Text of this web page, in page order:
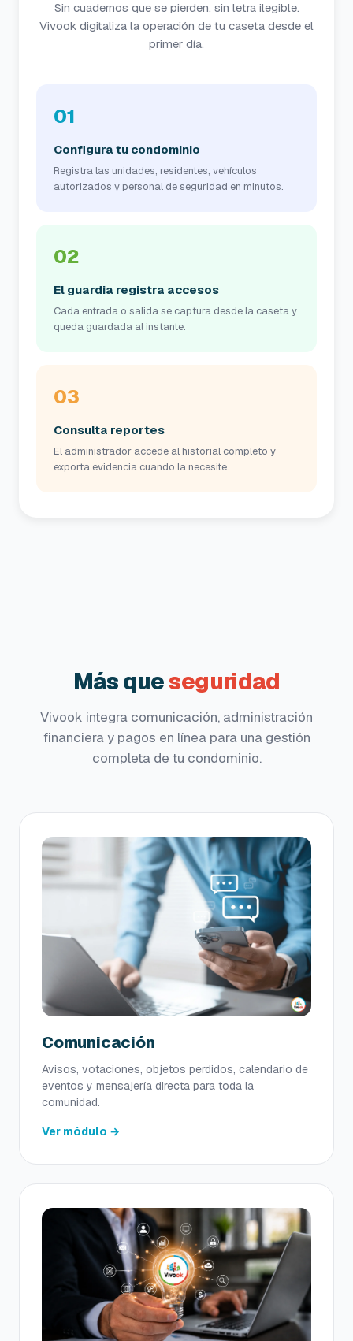
Sin cuadernos que se pierden, sin letra ilegible.
Vivook digitaliza la operación de tu caseta desde el
primer día.
01
Configura tu condominio
Registra las unidades, residentes, vehículos
autorizados y personal de seguridad en minutos.
02
El guardia registra accesos
Cada entrada o salida se captura desde la caseta y
queda guardada al instante.
03
Consulta reportes
El administrador accede al historial completo y
exporta evidencia cuando la necesite.
Más queseguridad
Vivook integra comunicación, administración
financiera y pagos en línea para una gestión
completa de tu condominio.
Comunicación
Avisos, votaciones, objetos perdidos, calendario de
eventos y mensajería directa para toda la
comunidad.
Ver módulo →